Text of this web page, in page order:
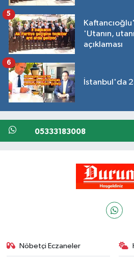
'Utanın,
açıklaması
5
İstanbul'da
6
05333183008
Nöbetçi Eczaneler